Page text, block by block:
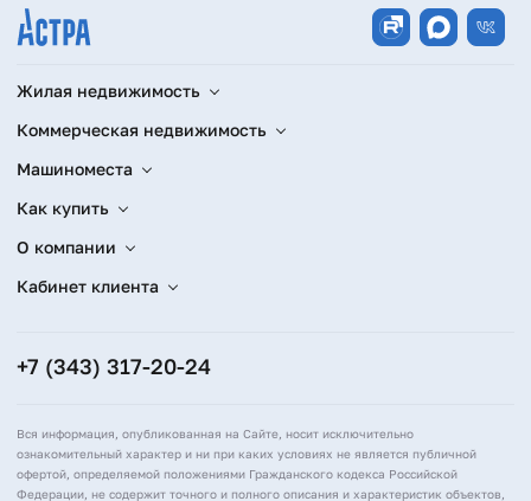
Жилая недвижимость
Коммерческая недвижимость
Машиноместа
Как купить
О компании
Кабинет клиента
+7 (343) 317-20-24
Вся информация, опубликованная на Сайте, носит исключительно
ознакомительный характер и ни при каких условиях не является публичной
офертой, определяемой положениями Гражданского кодекса Российской
Федерации, не содержит точного и полного описания и характеристик объектов,